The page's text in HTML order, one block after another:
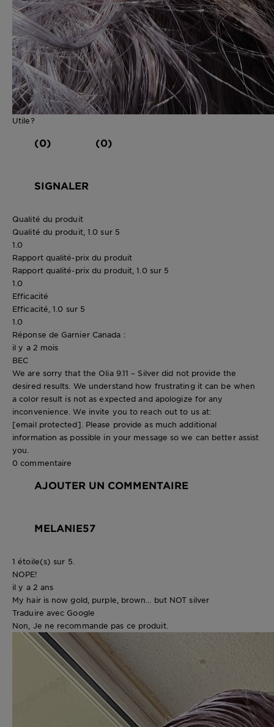
Utile?
(0) (0)
SIGNALER
Qualité du produit
Qualité du produit, 1.0 sur 5
1.0
Rapport qualité-prix du produit
Rapport qualité-prix du produit, 1.0 sur 5
1.0
Efficacité
Efficacité, 1.0 sur 5
1.0
Réponse de Garnier Canada :
il y a 2 mois
BEC
We are sorry that the Olia 9.11 – Silver did not provide the
desired results. We understand how frustrating it can be when
a color result is not as expected and apologize for any
inconvenience. We invite you to reach out to us at:
[email protected] . Please provide as much additional
information as possible in your message so we can better assist
you.
0 commentaire
AJOUTER UN COMMENTAIRE
MELANIE57
1 étoile(s) sur 5.
NOPE!
il y a 2 ans
My hair is now gold, purple, brown… but NOT silver
Traduire avec Google
Non, Je ne recommande pas ce produit.